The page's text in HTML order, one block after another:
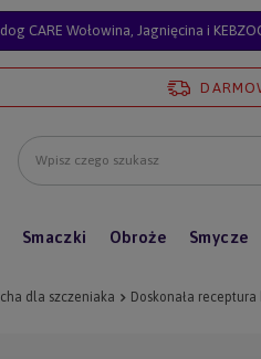
CARE Wołowina, Jagnięcina i
Smaczki Obroże Smycze
dla szczeniaka Doskonała